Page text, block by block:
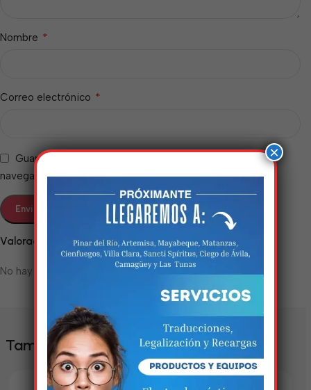
Valoraciones
No hay valoraciones aún.
Nombre *
Correo electrónico *
Guarda mi nombre, correo electrónico y web en este
navegador para la próxima vez que comente.
También te puede interesar
×
Estamos trabalhando
nisso!
Em breve, esta página estará
disponível com novidades
incríveis. Agradecemos pela
paciência e compreensão.